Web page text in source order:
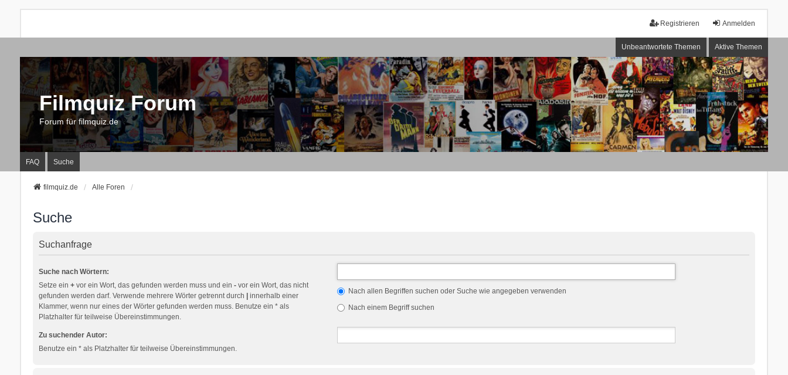
Anmelden
Registrieren
Unbeantwortete Themen Aktive Themen
Filmquiz Forum
Forum für filmquiz.de
FAQ Suche
filmquiz.de Alle Foren
Suche
Suchanfrage
Suche nach Wörtern:
Setze ein +vor ein Wort, das gefunden werden muss und ein -vor ein Wort, das nicht
gefunden werden darf. Verwende mehrere Wörter getrennt durch
innerhalb einer
Klammer, wenn nur eines der Wörter gefunden werden muss. Benutze ein * als
Platzhalter für teilweise Übereinstimmungen.
Nach allen Begriffen suchen oder Suche wie angegeben verwenden
Nach einem Begriff suchen
Zu suchender Autor:
Benutze ein * als Platzhalter für teilweise Übereinstimmungen.